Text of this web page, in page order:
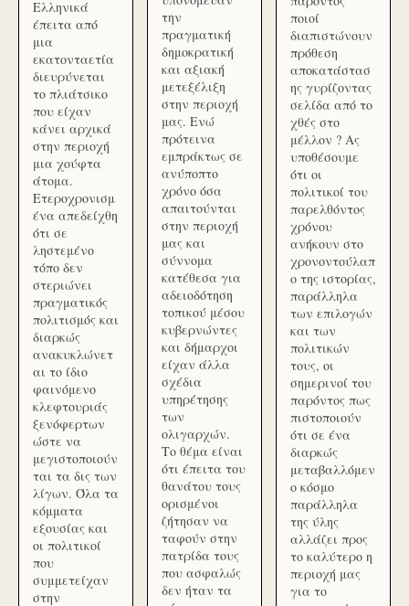
Ελληνικά
έπειτα από
μια
εκατονταετία
διευρύνεται
το πλιάτσικο
που είχαν
κάνει αρχικά
στην περιοχή
μια χούφτα
άτομα.
Ετεροχρονισμ
ένα απεδείχθη
ότι σε
ληστεμένο
τόπο δεν
στεριώνει
πραγματικός
πολιτισμός και
διαρκώς
ανακυκλώνετ
αι το ίδιο
φαινόμενο
κλεφτουριάς
ξενόφερτων
ώστε να
μεγιστοποιούν
ται τα δις των
λίγων. Όλα τα
κόμματα
εξουσίας και
οι πολιτικοί
που
συμμετείχαν
στην
την
πραγματική
δημοκρατική
και αξιακή
μετεξέλιξη
στην περιοχή
μας. Ενώ
πρότεινα
εμπράκτως σε
ανύποπτο
χρόνο όσα
απαιτούνται
στην περιοχή
μας και
σύννομα
κατέθεσα για
αδειοδότηση
τοπικού μέσου
κυβερνώντες
και δήμαρχοι
είχαν άλλα
σχέδια
υπηρέτησης
των
ολιγαρχών.
Το θέμα είναι
ότι έπειτα του
θανάτου τους
ορισμένοι
ζήτησαν να
ταφούν στην
πατρίδα τους
που ασφαλώς
δεν ήταν τα
ποιοί
διαπιστώνουν
πρόθεση
αποκατάστασ
ης γυρίζοντας
σελίδα από το
χθές στο
μέλλον ? Ας
υποθέσουμε
ότι οι
πολιτικοί του
παρελθόντος
χρόνου
ανήκουν στο
χρονοντούλαπ
ο της ιστορίας,
παράλληλα
των επιλογών
και των
πολιτικών
τους, οι
σημερινοί του
παρόντος πως
πιστοποιούν
ότι σε ένα
διαρκώς
μεταβαλλόμεν
ο κόσμο
παράλληλα
της ύλης
αλλάζει προς
το καλύτερο η
περιοχή μας
για το